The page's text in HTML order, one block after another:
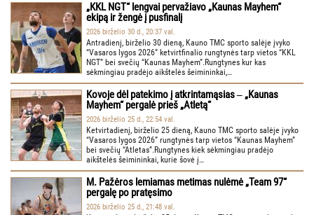
„KKL NGT“ lengvai pervažiavo „Kaunas Mayhem“
ekipą ir žengė į pusfinalį
2026 birželio 30 d., 20:37 val.
Antradienį, birželio 30 dieną, Kauno TMC sporto salėje įvyko
“Vasaros lygos 2026” ketvirtfinalio rungtynės tarp vietos “KKL
NGT” bei svečių “Kaunas Mayhem”.Rungtynes kur kas
sėkmingiau pradėjo aikštelės šeimininkai,…
Kovoje dėl patekimo į atkrintamąsias ‒ „Kaunas
Mayhem“ pergalė prieš „Atletą“
2026 birželio 25 d., 22:54 val.
Ketvirtadienį, birželio 25 dieną, Kauno TMC sporto salėje įvyko
“Vasaros lygos 2026” rungtynės tarp vietos “Kaunas Mayhem”
bei svečių “Atletas”.Rungtynes kiek sėkmingiau pradėjo
aikštelės šeimininkai, kurie šovė į…
M. Pažėros lemiamas metimas nulėmė „Team 97“
pergalę po pratęsimo
2026 birželio 25 d., 21:48 val.